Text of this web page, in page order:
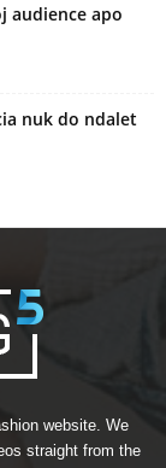
audience apo
nuk do ndalet
website. We
straight from the